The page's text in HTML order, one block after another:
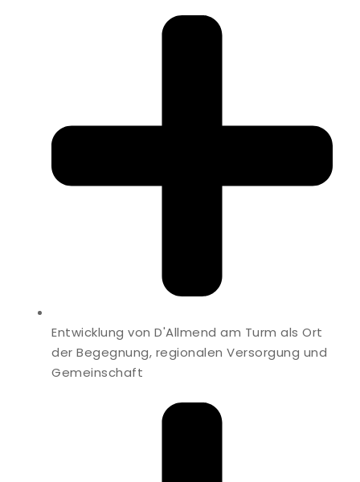
Entwicklung von D'Allmend am Turm als Ort
der Begegnung, regionalen Versorgung und
Gemeinschaft